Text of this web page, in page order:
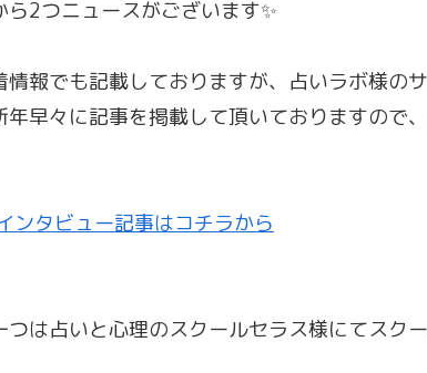
ら2つニュースがございます✨
情報でも記載しておりますが、占いラボ様の
年早々に記事を掲載して頂いておりますので
ンタビュー記事はコチラから
つは占いと心理のスクールセラス様にてスク